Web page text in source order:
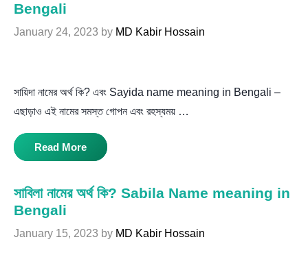
Bengali
January 24, 2023 by MD Kabir Hossain
সায়িদা নামের অর্থ কি? এবং Sayida name meaning in Bengali –
এছাড়াও এই নামের সমস্ত গোপন এবং রহস্যময় …
Read More
সাবিলা নামের অর্থ কি? Sabila Name meaning in
Bengali
January 15, 2023 by MD Kabir Hossain